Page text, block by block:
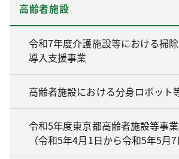
高齢者施設
令和7年度介護施設等における掃
導入支援事業
高齢者施設における分身ロボット
令和5年度東京都高齢者施設等事
（令和5年4月1日から令和5年5月7